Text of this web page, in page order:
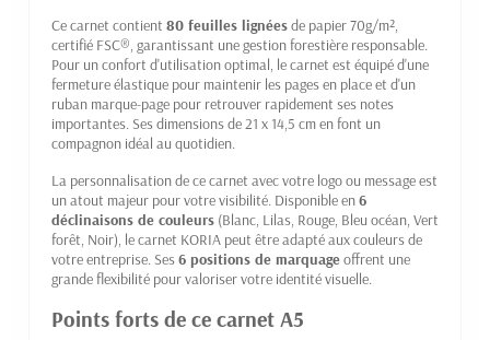
Ce carnet contient 80 feuilles lignéesde papier 70g/m²,
certifié FSC®, garantissant une gestion forestière responsable.
Pour un confort d'utilisation optimal, le carnet est équipé d'une
fermeture élastique pour maintenir les pages en place et d'un
ruban marque-page pour retrouver rapidement ses notes
importantes. Ses dimensions de 21 x 14,5 cm en font un
compagnon idéal au quotidien.
La personnalisation de ce carnet avec votre logo ou message est
un atout majeur pour votre visibilité. Disponible en6
déclinaisons de couleurs (Blanc, Lilas, Rouge, Bleu océan, Vert
forêt, Noir), le carnet KORIA peut être adapté aux couleurs de
votre entreprise. Ses6 positions de marquageoffrent une
grande flexibilité pour valoriser votre identité visuelle.
Points forts de ce carnet A5